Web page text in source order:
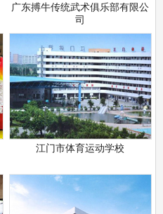
广东搏牛传统武术俱乐部有限公
司
江门市体育运动学校